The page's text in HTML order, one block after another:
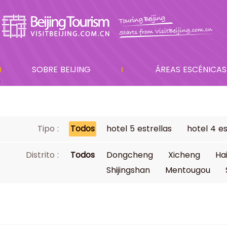
SOBRE BEIJING ÁREAS ESCÉNICAS
Tipo : Todos hotel 5 estrellas hotel 4
Distrito : Todos Dongcheng Xicheng
Shijingshan
Mentougou